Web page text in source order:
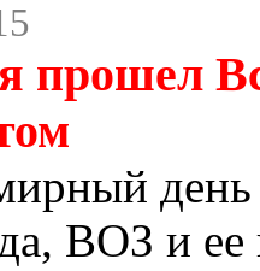
прошел
день
ВОЗ и ее